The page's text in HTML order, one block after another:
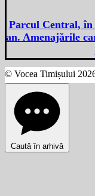
Parcul Central,
an. Amenajările
© Vocea Timișului
Caută în arhivă